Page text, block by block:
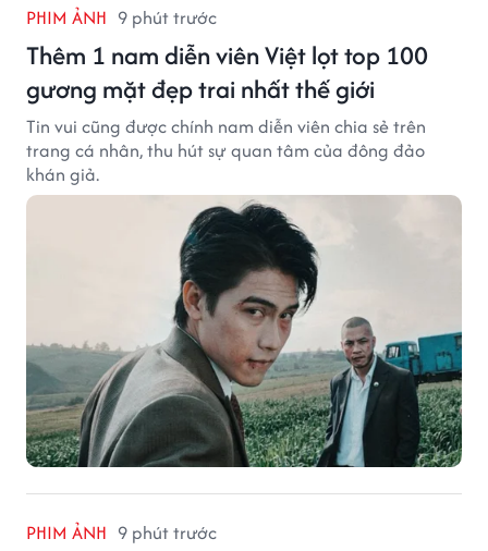
PHIM ẢNH 9 phút trước
Thêm 1 nam diễn viên Việt lọt top 100
gương mặt đẹp trai nhất thế giới
Tin vui cũng được chính nam diễn viên chia sẻ trên
trang cá nhân, thu hút sự quan tâm của đông đảo
khán giả.
PHIM ẢNH 9 phút trước